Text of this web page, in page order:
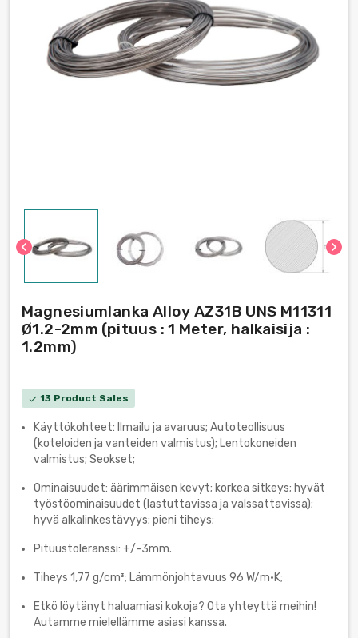
chevron_left chevron_right
Magnesiumlanka Alloy AZ31B UNS M11311
Ø1.2-2mm (pituus : 1 Meter, halkaisija :
1.2mm)
check 13 Product Sales
Käyttökohteet: Ilmailu ja avaruus; Autoteollisuus
(koteloiden ja vanteiden valmistus); Lentokoneiden
valmistus; Seokset;
Ominaisuudet: äärimmäisen kevyt; korkea sitkeys; hyvät
työstöominaisuudet (lastuttavissa ja valssattavissa);
hyvä alkalinkestävyys; pieni tiheys;
Pituustoleranssi: +/-3mm.
Tiheys 1,77 g/cm³; Lämmönjohtavuus 96 W/m·K;
Etkö löytänyt haluamiasi kokoja? Ota yhteyttä meihin!
Autamme mielellämme asiasi kanssa.